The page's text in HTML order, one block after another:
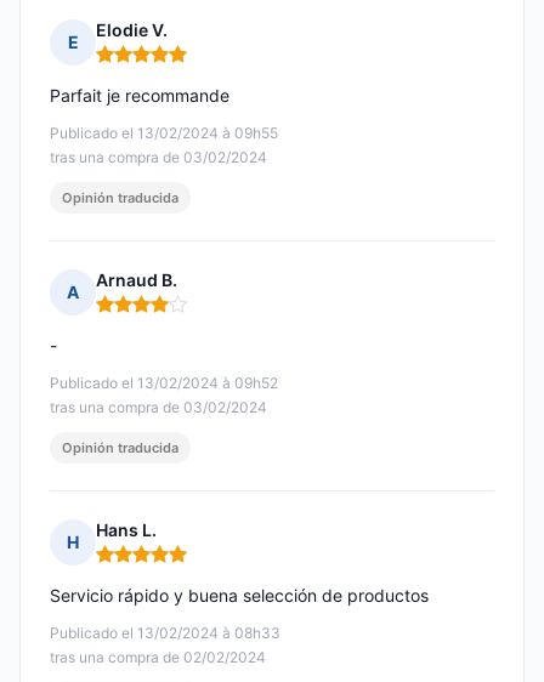
E
Elodie V.
Nota: 5 de 5
Publicado el 13/02/2024 à 09h55
tras una compra de 03/02/2024
Parfait je recommande
Opinión traducida
A
Arnaud B.
Nota: 4 de 5
Publicado el 13/02/2024 à 09h52
tras una compra de 03/02/2024
-
Opinión traducida
H
Hans L.
Nota: 5 de 5
Publicado el 13/02/2024 à 08h33
tras una compra de 02/02/2024
Servicio rápido y buena selección de productos